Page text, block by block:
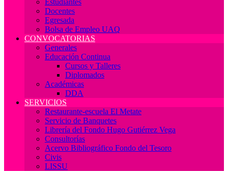
Estudiantes
Docentes
Egresada
Bolsa de Empleo UAQ
CONVOCATORIAS
Generales
Educación Continua
Cursos y Talleres
Diplomados
Académicas
DDA
SERVICIOS
Restaurante-escuela El Metate
Servicio de Banquetes
Librería del Fondo Hugo Gutiérrez Vega
Consultorías
Acervo Bibliográfico Fondo del Tesoro
Civis
LISSU